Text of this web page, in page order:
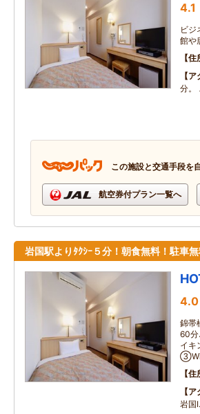
4.1
ビジ
館や
住
ア
分。
この施設と交通手段を
航空券付プラン一覧へ
岩国駅よりﾀｸｼｰ５分！朝食無料！駐車
4.0
錦帯
60分
イキ
住
ア
岩国